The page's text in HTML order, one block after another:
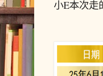
小E本次走